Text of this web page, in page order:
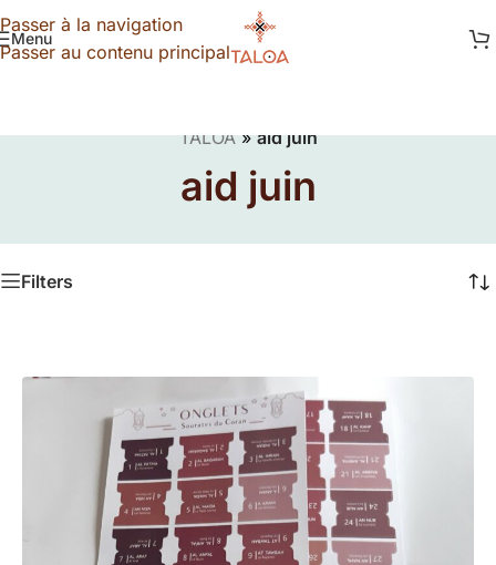
Passer à la navigation
Passer au contenu principal
Menu
TALOA»aid juin
aid juin
Filters